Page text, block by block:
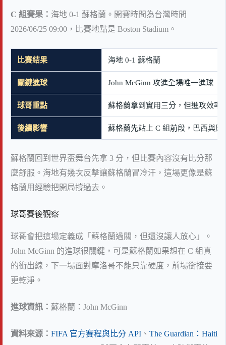
C 組賽果： 海地 0-1 蘇格蘭。開賽時間為台灣時間
2026/06/25 09:00，比賽地點是 Boston Stadium。
比賽結果 海地 0-1 蘇格蘭
關鍵進球 John McGinn 攻進全場唯一進球
球哥重點 蘇格蘭拿到實用三分，但進攻效率
後續影響 蘇格蘭先站上 C 組前段，巴西與
蘇格蘭回到世界盃舞台先拿 3 分，但比賽內容沒有比分那
麼舒服。海地有幾次反擊讓蘇格蘭冒冷汗，這場更像是蘇
格蘭用經驗把開局撐過去。
球哥賽後觀察
球哥會把這場定義成「蘇格蘭過關，但還沒讓人放心」。
John McGinn 的進球很關鍵，可是蘇格蘭如果想在 C 組真
的衝出線，下一場面對摩洛哥不能只靠硬度，前場銜接要
更乾淨。
進球資訊： 蘇格蘭：John McGinn
資料來源： FIFA 官方賽程與比分 API 、 The Guardian：Haiti